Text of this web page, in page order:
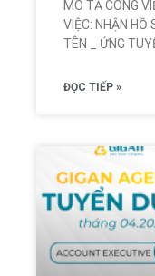
MÔ TẢ CÔNG
VIỆC: NHẬN HỒ
TÊN _ ỨNG
ĐỌC TIẾP »